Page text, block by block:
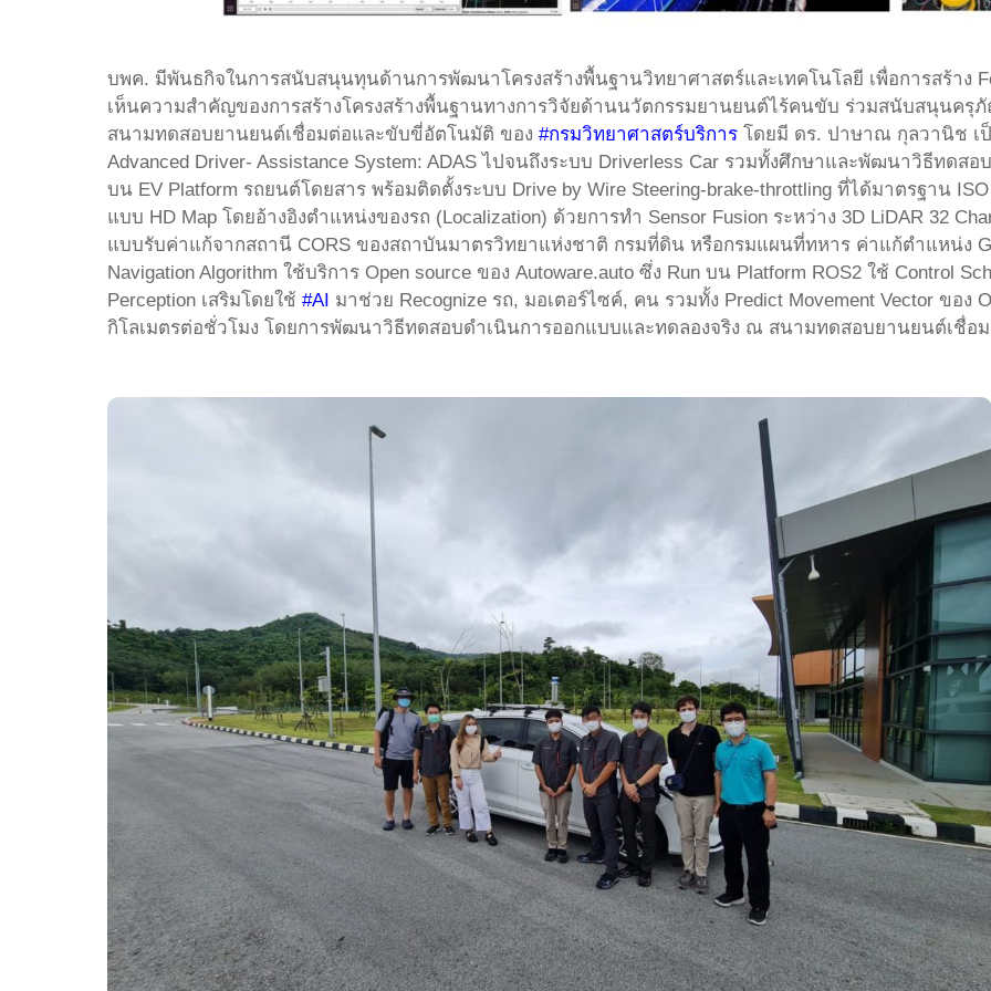
บพค. มีพันธกิจในการสนับสนุนทุนด้านการพัฒนาโครงสร้างพื้นฐานวิทยาศาสตร์และเทคโนโลยี เพื่อการสร้าง
เห็นความสำคัญของการสร้างโครงสร้างพื้นฐานทางการวิจัยด้านนวัตกรรมยานยนต์ไร้คนขับ ร่วมสนับสนุนค
สนามทดสอบยานยนต์เชื่อมต่อและขับขี่อัตโนมัติ ของ #กรมวิทยาศาสตร์บริการ โดยมี ดร. ปาษาณ กุลวานิช เ
Advanced Driver- Assistance System: ADAS ไปจนถึงระบบ Driverless Car รวมทั้งศึกษาและพัฒนาวิธีทดสอ
บน EV Platform รถยนต์โดยสาร พร้อมติดตั้งระบบ Drive by Wire Steering-brake-throttling ที่ได้มาตรฐาน
แบบ HD Map โดยอ้างอิงตำแหน่งของรถ (Localization) ด้วยการทำ Sensor Fusion ระหว่าง 3D LiDAR 32
แบบรับค่าแก้จากสถานี CORS ของสถาบันมาตรวิทยาแห่งชาติ กรมที่ดิน หรือกรมแผนที่ทหาร ค่าแก้ตำแหน่ง
Navigation Algorithm ใช้บริการ Open source ของ Autoware.auto ซึ่ง Run บน Platform ROS2 ใช้ Control
Perception เสริมโดยใช้ #AI มาช่วย Recognize รถ, มอเตอร์ไซค์, คน รวมทั้ง Predict Movement Vector ขอ
กิโลเมตรต่อชั่วโมง โดยการพัฒนาวิธีทดสอบดำเนินการออกแบบและทดลองจริง ณ สนามทดสอบยานยนต์เชื่